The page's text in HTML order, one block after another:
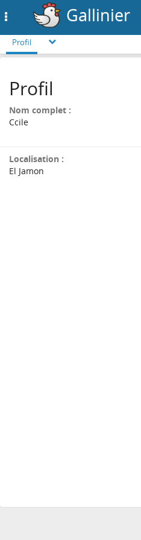
contenu
principal
Gallinier
Profil
Profil
Nom complet :
Ccile
Localisation :
El Jamon